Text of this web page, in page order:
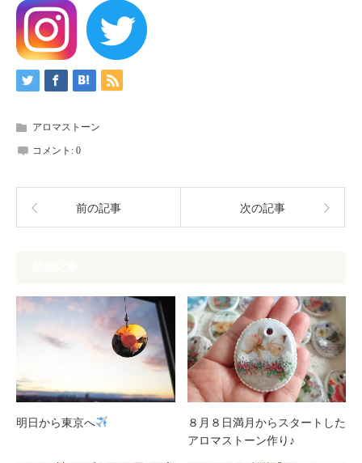
アロマストーン
コメント: 0
前の記事 次の記事
明日から東京へ
８月８日満月からスタートした
アロマストーン作り♪